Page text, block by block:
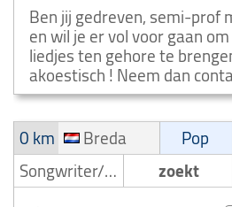
Ben jij gedreven, semi-prof
en wil je er vol voor gaan
liedjes ten gehore te
akoestisch ! Neem dan
0 km
Breda Pop
Songwriter/Componist
zoekt